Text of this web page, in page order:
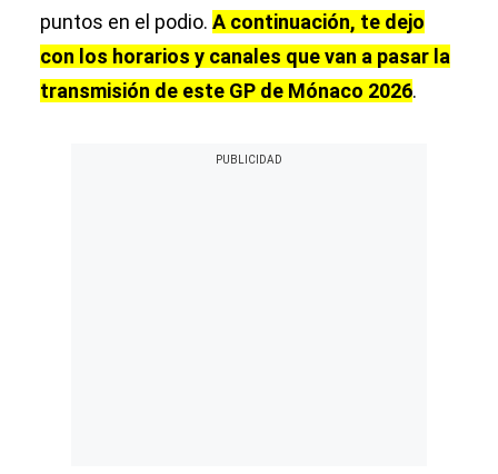
puntos en el podio. A continuación, te dejo
con los horarios y canales que van a pasar la
transmisión de este GP de Mónaco 2026.